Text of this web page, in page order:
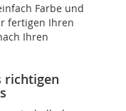
Farbe und
fertigen Ihren
Ihren
richtigen